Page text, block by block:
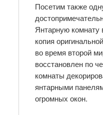
Посетим также
Янтарную комнату
копия
во время второй
восстановлен по
комнаты
янтарными
огромных окон.